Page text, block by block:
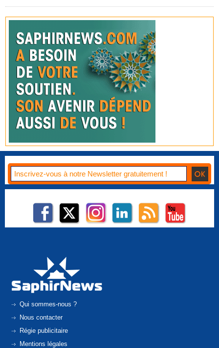
Qui sommes-nous ?
Nous contacter
Régie publicitaire
Mentions légales